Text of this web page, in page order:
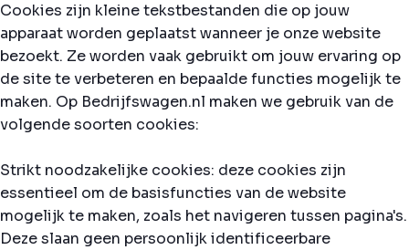
Cookies zijn kleine tekstbestanden die op jouw
apparaat worden geplaatst wanneer je onze website
bezoekt. Ze worden vaak gebruikt om jouw ervaring op
de site te verbeteren en bepaalde functies mogelijk te
maken. Op Bedrijfswagen.nl maken we gebruik van de
volgende soorten cookies:
Strikt noodzakelijke cookies: deze cookies zijn
essentieel om de basisfuncties van de website
mogelijk te maken, zoals het navigeren tussen pagina's.
Deze slaan geen persoonlijk identificeerbare